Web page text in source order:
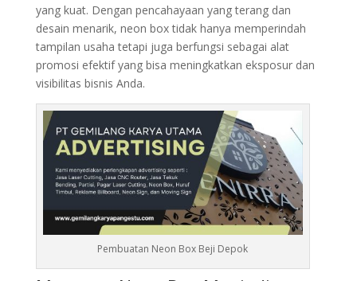
yang kuat. Dengan pencahayaan yang terang dan
desain menarik, neon box tidak hanya memperindah
tampilan usaha tetapi juga berfungsi sebagai alat
promosi efektif yang bisa meningkatkan eksposur dan
visibilitas bisnis Anda.
Pembuatan Neon Box Beji Depok